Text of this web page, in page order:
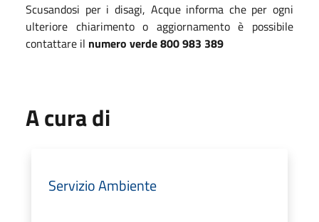
Scusandosi per i disagi, Acque informa che per ogni
ulteriore chiarimento o aggiornamento è possibile
contattare il numero verde 800 983 389
A cura di
Servizio Ambiente